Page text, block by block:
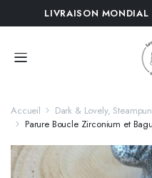
LIVRAISON MONDIAL
Accueil
Dark & Lovely,
Parure Boucle Zirconium et